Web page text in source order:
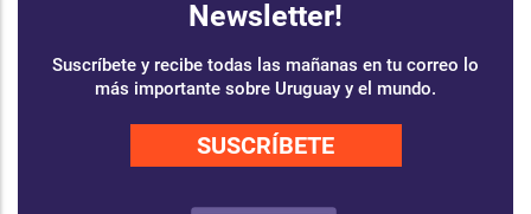
Newsletter!
Suscríbete y recibe todas las mañanas en tu correo lo
más importante sobre Uruguay y el mundo.
SUSCRÍBETE